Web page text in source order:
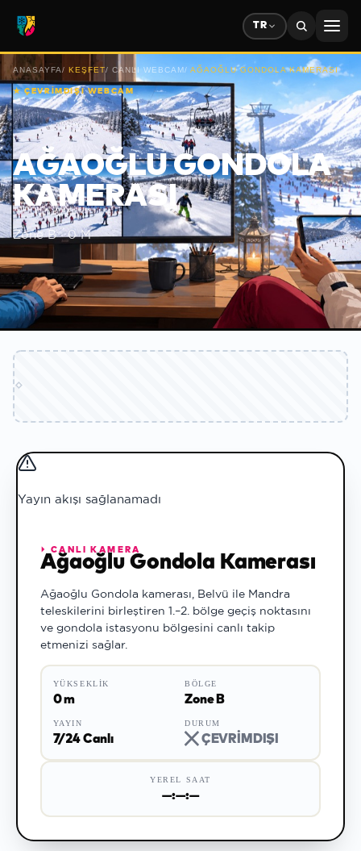
TR
ANASAYFA/ KEŞFET/ CANLI WEBCAM/ AĞAOĞLU GONDOLA KAMERASI
★ ÇEVRİMDIŞI WEBCAM
AĞAOĞLU GONDOLA
KAMERASI
Zone B·0M
Yayın akışı sağlanamadı
⏵ CANLI KAMERA
Ağaoğlu Gondola Kamerası
Ağaoğlu Gondola kamerası, Belvü ile Mandra
teleskilerini birleştiren 1.–2. bölge geçiş noktasını
ve gondola istasyonu bölgesini canlı takip
etmenizi sağlar.
YÜKSEKLIK
0m
BÖLGE
Zone B
YAYIN
7/24 Canlı
DURUM
✕ ÇEVRİMDIŞI
YEREL SAAT
—:—:—